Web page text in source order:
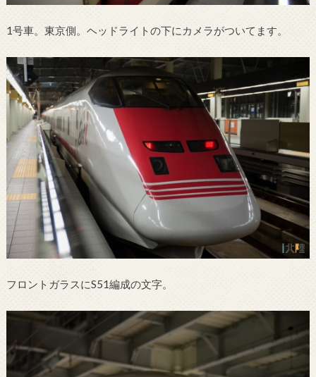
1号車。東京側。ヘッドライトの下にカメラがついてます。
フロントガラスにS51編成の文字。